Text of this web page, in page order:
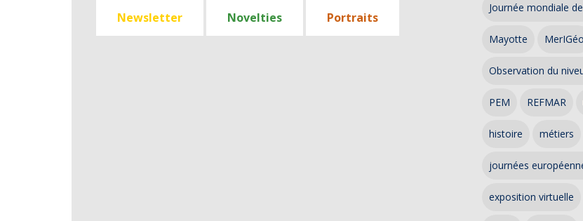
Newsletter Novelties Portraits
Journée mondiale
Mayotte MerIGéo
Observation du
PEM REFMAR
histoire métiers
journées
exposition virtuelle